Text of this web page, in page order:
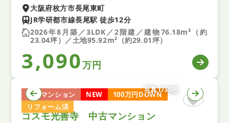
大阪府枚方市長尾東町
JR学研都市線長尾駅 徒歩12分
2026年8月築／3LDK／2階建／建物76.18m²（約
23.04坪）／土地95.92m²（約29.01坪）
3,090万円
中古マンション NEW
100万円DOWN
リフォーム済
写真1/30枚
コスモ光善寺 中古マンション